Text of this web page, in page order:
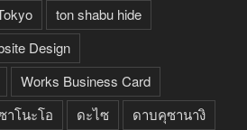
ton shabu hide
Design
Works Business Card
าโนะโอ ดะไซ
ดาบคุซานางิ